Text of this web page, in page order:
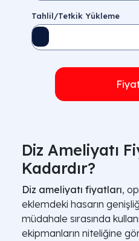
Tahlil/Tetkik Yükleme
Diz Ameliyatı
Kadardır?
Diz ameliyatı fiyatları,
eklemdeki hasarın
müdahale sırasında
ekipmanların niteliğine